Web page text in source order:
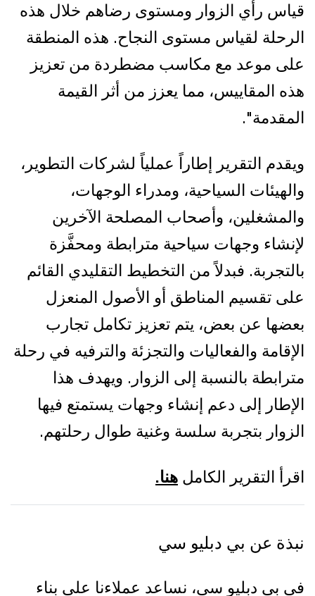
قياس رأي الزوار ومستوى رضاهم خلال هذه
الرحلة لقياس مستوى النجاح. هذه المنطقة
على موعد مع مكاسب مضطردة من تعزيز
هذه المقاييس، مما يعزز من أثر القيمة
المقدمة".
ويقدم التقرير إطاراً عملياً لشركات التطوير،
والهيئات السياحية، ومدراء الوجهات،
والمشغلين، وأصحاب المصلحة الآخرين
لإنشاء وجهات سياحية مترابطة ومحفَّزة
بالتجربة. فبدلاً من التخطيط التقليدي القائم
على تقسيم المناطق أو الأصول المنعزل
بعضها عن بعض، يتم تعزيز تكامل تجارب
الإقامة والفعاليات والتجزئة والترفيه في رحلة
مترابطة بالنسبة إلى الزوار. ويهدف هذا
الإطار إلى دعم إنشاء وجهات يستمتع فيها
الزوار بتجربة سلسة وغنية طوال رحلتهم.
اقرأ التقرير الكامل هنا.
نبذة عن بي دبليو سي
في بي دبليو سي، نساعد عملاءنا على بناء